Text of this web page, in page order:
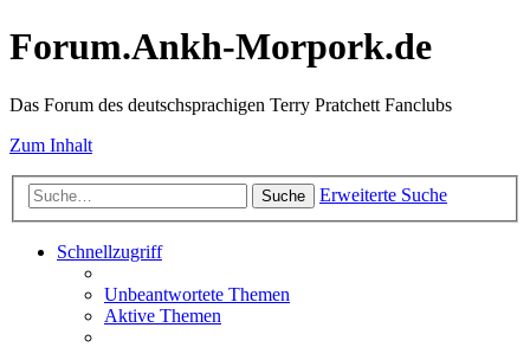
Forum.Ankh-Morpork.de
Das Forum des deutschsprachigen Terry Pratchett Fanclubs
Zum Inhalt
Suche Erweiterte Suche
Schnellzugriff
Unbeantwortete Themen
Aktive Themen